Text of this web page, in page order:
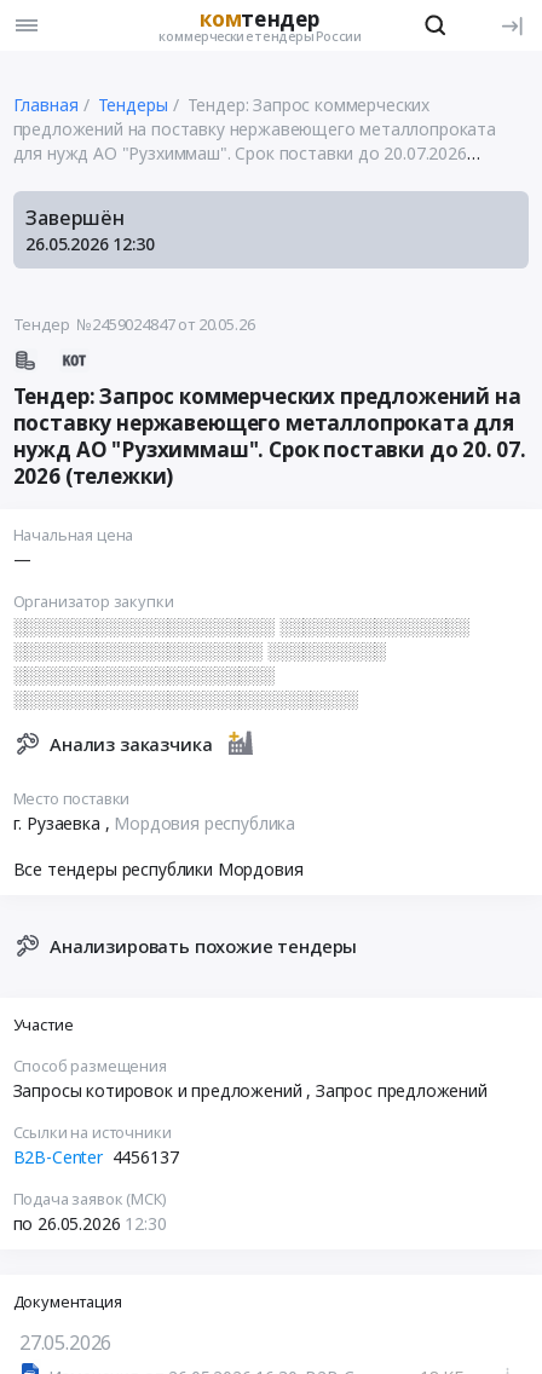
комтендер
коммерческие тендеры России
Главная Тендеры
Тендер: Запрос коммерческих
предложений на поставку нержавеющего металлопроката
для нужд АО "Рузхиммаш". Срок поставки до 20.07.2026
Завершён
26.05.2026 12:30
Тендер №2459024847от 20.05.26
Тендер: Запрос коммерческих предложений на
поставку нержавеющего металлопроката для
нужд АО "Рузхиммаш". Срок поставки до 20. 07.
2026 (тележки)
Начальная цена
—
Организатор закупки
░░░░░░░░░░░░░░░░░░░░░░ ░░░░░░░░░░░░░░░░
░░░░░░░░░░░░░░░░░░░░░ ░░░░░░░░░░
░░░░░░░░░░░░░░░░░░░░░░
░░░░░░░░░░░░░░░░░░░░░░░░░░░░░
Анализ заказчика
Место поставки
г. Рузаевка , Мордовия республика
Все тендеры республики Мордовия
Анализировать похожие тендеры
Участие
Способ размещения
Запросы котировок и предложений , Запрос предложений
Ссылки на источники
B2B-Center 4456137
Подача заявок (МСК)
по 26.05.2026 12:30
Документация
27.05.2026